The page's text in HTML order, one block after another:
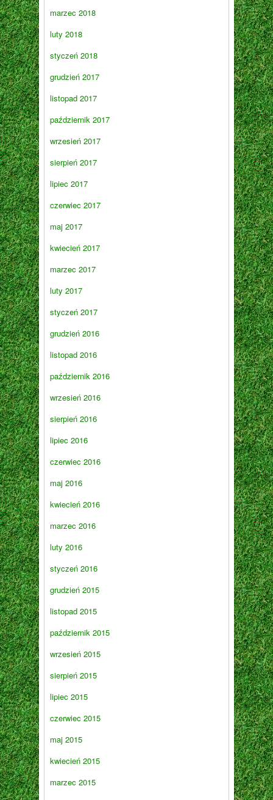
marzec 2018
luty 2018
styczeń 2018
grudzień 2017
listopad 2017
październik 2017
wrzesień 2017
sierpień 2017
lipiec 2017
czerwiec 2017
maj 2017
kwiecień 2017
marzec 2017
luty 2017
styczeń 2017
grudzień 2016
listopad 2016
październik 2016
wrzesień 2016
sierpień 2016
lipiec 2016
czerwiec 2016
maj 2016
kwiecień 2016
marzec 2016
luty 2016
styczeń 2016
grudzień 2015
listopad 2015
październik 2015
wrzesień 2015
sierpień 2015
lipiec 2015
czerwiec 2015
maj 2015
kwiecień 2015
marzec 2015